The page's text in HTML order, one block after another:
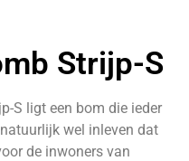
Strijp-S
S ligt een bom die ieder
wel inleven dat
de inwoners van